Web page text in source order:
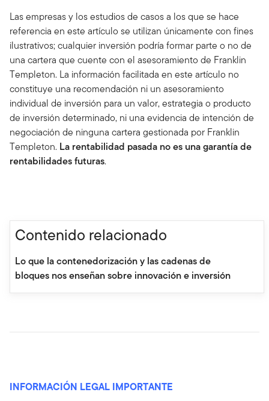
Las empresas y los estudios de casos a los que se hace
referencia en este artículo se utilizan únicamente con fines
ilustrativos; cualquier inversión podría formar parte o no de
una cartera que cuente con el asesoramiento de Franklin
Templeton. La información facilitada en este artículo no
constituye una recomendación ni un asesoramiento
individual de inversión para un valor, estrategia o producto
de inversión determinado, ni una evidencia de intención de
negociación de ninguna cartera gestionada por Franklin
Templeton. La rentabilidad pasada no es una garantía de
rentabilidades futuras.
Contenido relacionado
Lo que la contenedorización y las cadenas de
bloques nos enseñan sobre innovación e inversión
INFORMACIÓN LEGAL IMPORTANTE